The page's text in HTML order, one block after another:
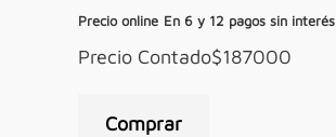
Precio online En 6 y 12 pagos sin interés
Precio Contado$187000
Comprar